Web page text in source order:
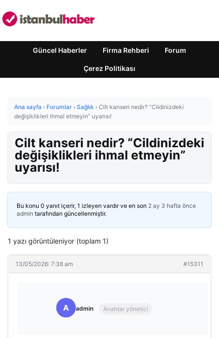
Güncel Haberler Firma Rehberi Forum
Çerez Politikası
Ana sayfa › Forumlar › Sağlık › Cilt kanseri nedir? “Cildinizdeki
değişiklikleri ihmal etmeyin” uyarısı!
Cilt kanseri nedir? “Cildinizdeki
değişiklikleri ihmal etmeyin”
uyarısı!
Bu konu 0 yanıt içerir, 1 izleyen vardır ve en son 2 ay 3 hafta önce
admin tarafından güncellenmiştir.
1 yazı görüntüleniyor (toplam 1)
13/05/2026: 7:38 am #15311
A admin Anahtar yönetici